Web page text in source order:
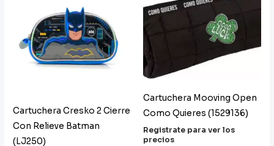
Cartuchera Cresko 2 Cierre
Con Relieve Batman
(LJ250)
Cartuchera Mooving Open
Como Quieres (1529136)
Registrate para ver los
precios